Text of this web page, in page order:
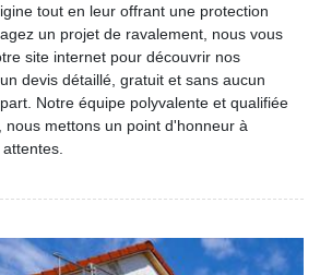
tout en leur offrant une protection
un projet de ravalement, nous vous
site internet pour découvrir nos
devis détaillé, gratuit et sans aucun
Notre équipe polyvalente et qualifiée
nous mettons un point d'honneur à